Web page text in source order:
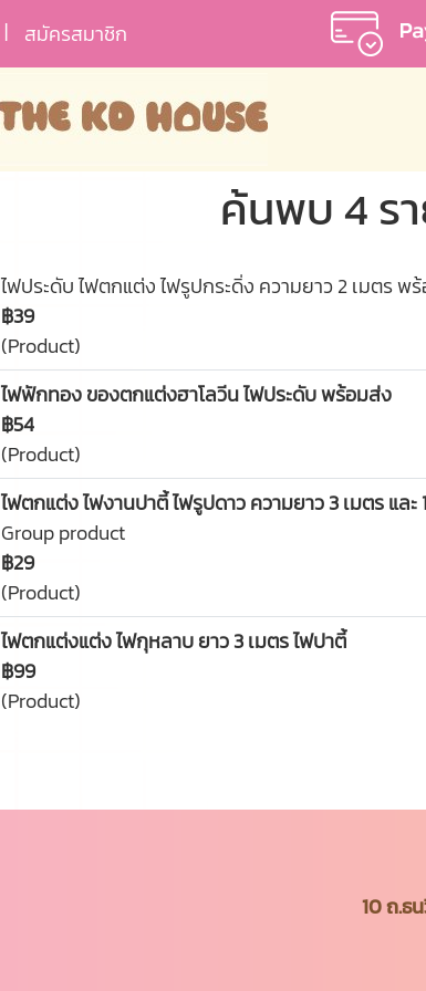
สมัครสมาชิก
ค้นพบ 4 ร
ไฟประดับ ไฟตกแต่ง ไฟรูปกระดิ่ง ความยาว 2 เมตร พ
฿39
(Product)
ไฟฟักทอง ของตกแต่งฮาโลวีน ไฟประดับ พร้อมส่ง
฿54
(Product)
ไฟตกแต่ง ไฟงานปาตี้ ไฟรูปดาว ความยาว 3 เมตร และ
Group product
฿29
(Product)
ไฟตกแต่งแต่ง ไฟกุหลาบ ยาว 3 เมตร ไฟปาตี้
฿99
(Product)
10 ถ.ธ